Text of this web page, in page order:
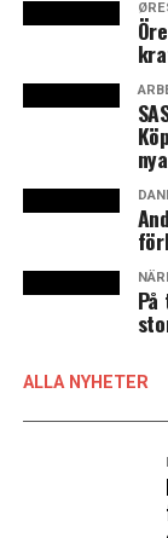
Den ovanliga
valfråga, tror
den blir kvar
till stor del
och vill
“SVM-
kommer
möjligt att
andra partier.”
försöka dra
Samtidigt kan
hoppas på, då
“Och de kan
ALLA NYHETER